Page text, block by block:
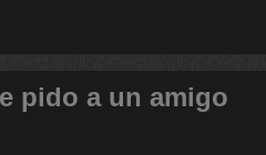
pido a un amigo